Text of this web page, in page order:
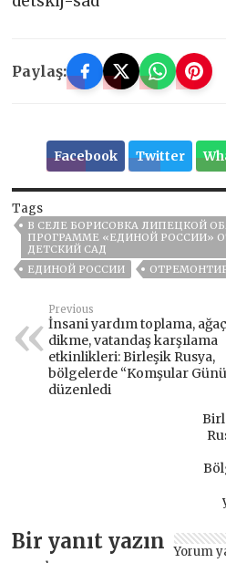
Paylaş:
Facebook Twitter
Tags
В СЕЛЕ БОРИСОВКА ЛИПЕЦКОЙ
ПРОГРАММЕ «ЕДИНОЙ РОССИИ»
ДЕТСКИЙ САД
ЕДИНОЙ РОССИИ
Previous
İnsani yardım toplama, ağaç
dikme, vatandaş karşılama
etkinlikleri: Birleşik Rusya,
bölgelerde “Komşular
düzenledi
Bir yanıt yazın Yorum